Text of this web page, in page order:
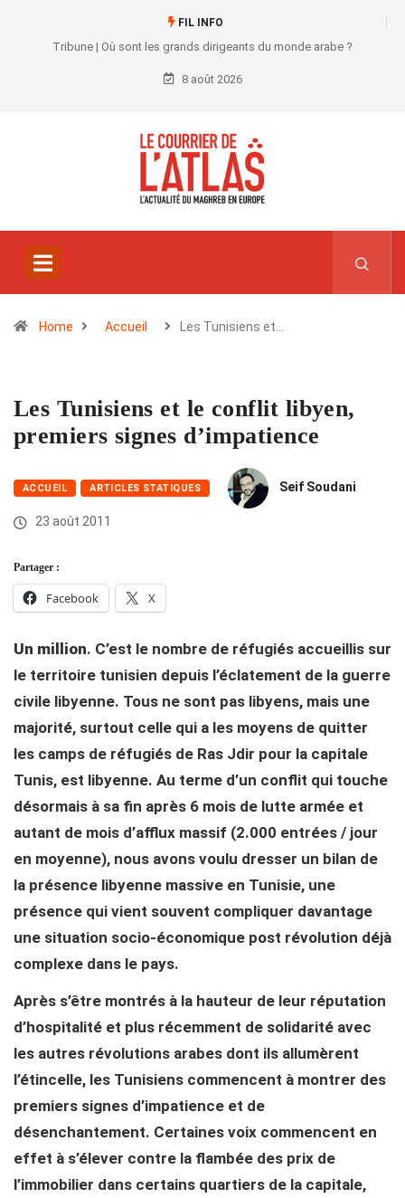
FIL INFO
Tribune | Où sont les grands dirigeants du monde arabe ?
8 août 2026
Home Accueil Les Tunisiens et…
Les Tunisiens et le conflit libyen,
premiers signes d’impatience
ACCUEIL ARTICLES STATIQUES Seif Soudani
23 août 2011
Partager :
Facebook X
Un million. C’est le nombre de réfugiés accueillis sur
le territoire tunisien depuis l’éclatement de la guerre
civile libyenne. Tous ne sont pas libyens, mais une
majorité, surtout celle qui a les moyens de quitter
les camps de réfugiés de Ras Jdir pour la capitale
Tunis, est libyenne. Au terme d’un conflit qui touche
désormais à sa fin après 6 mois de lutte armée et
autant de mois d’afflux massif (2.000 entrées / jour
en moyenne), nous avons voulu dresser un bilan de
la présence libyenne massive en Tunisie, une
présence qui vient souvent compliquer davantage
une situation socio-économique post révolution déjà
complexe dans le pays.
Après s’être montrés à la hauteur de leur réputation
d’hospitalité et plus récemment de solidarité avec
les autres révolutions arabes dont ils allumèrent
l’étincelle, les Tunisiens commencent à montrer des
premiers signes d’impatience et de
désenchantement. Certaines voix commencent en
effet à s’élever contre la flambée des prix de
l’immobilier dans certains quartiers de la capitale,